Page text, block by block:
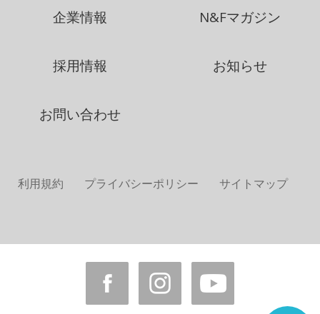
企業情報 N&Fマガジン
採用情報 お知らせ
お問い合わせ
利用規約 プライバシーポリシー サイトマップ